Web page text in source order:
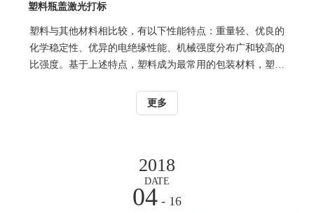
塑料瓶盖激光打标
塑料与其他材料相比较，有以下性能特点：重量轻、优良的
化学稳定性、优异的电绝缘性能、机械强度分布广和较高的
比强度。基于上述特点，塑料成为最常用的包装材料，塑料
刷、贴标签、烫印收缩外包装等加工方式，或者在塑料表面
直接进行机械式加工，如压印、雕刻、冲孔等。 而利用
统一整体的先进打标技术。激光打标机利用激光束在塑料表
面直接生成记号，包括标记、编码、文字、数字、图案、线
条、二维码等，且一次标记成型，无需其他加工工序。
更多
2018
DATE
04 - 16